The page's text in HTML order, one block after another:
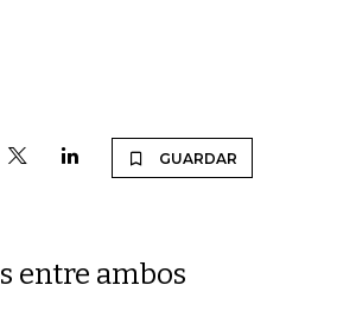
GUARDAR
entre ambos